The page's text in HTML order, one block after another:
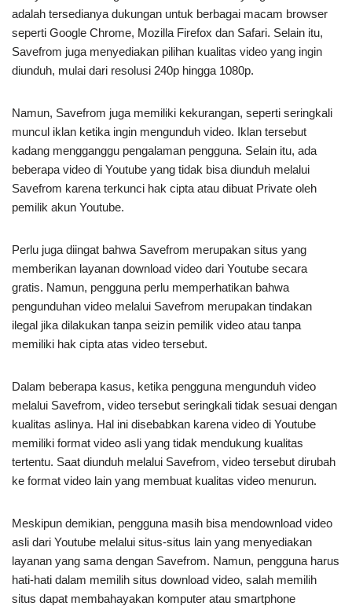
adalah tersedianya dukungan untuk berbagai macam browser
seperti Google Chrome, Mozilla Firefox dan Safari. Selain itu,
Savefrom juga menyediakan pilihan kualitas video yang ingin
diunduh, mulai dari resolusi 240p hingga 1080p.
Namun, Savefrom juga memiliki kekurangan, seperti seringkali
muncul iklan ketika ingin mengunduh video. Iklan tersebut
kadang mengganggu pengalaman pengguna. Selain itu, ada
beberapa video di Youtube yang tidak bisa diunduh melalui
Savefrom karena terkunci hak cipta atau dibuat Private oleh
pemilik akun Youtube.
Perlu juga diingat bahwa Savefrom merupakan situs yang
memberikan layanan download video dari Youtube secara
gratis. Namun, pengguna perlu memperhatikan bahwa
pengunduhan video melalui Savefrom merupakan tindakan
ilegal jika dilakukan tanpa seizin pemilik video atau tanpa
memiliki hak cipta atas video tersebut.
Dalam beberapa kasus, ketika pengguna mengunduh video
melalui Savefrom, video tersebut seringkali tidak sesuai dengan
kualitas aslinya. Hal ini disebabkan karena video di Youtube
memiliki format video asli yang tidak mendukung kualitas
tertentu. Saat diunduh melalui Savefrom, video tersebut dirubah
ke format video lain yang membuat kualitas video menurun.
Meskipun demikian, pengguna masih bisa mendownload video
asli dari Youtube melalui situs-situs lain yang menyediakan
layanan yang sama dengan Savefrom. Namun, pengguna harus
hati-hati dalam memilih situs download video, salah memilih
situs dapat membahayakan komputer atau smartphone